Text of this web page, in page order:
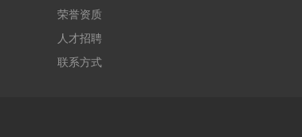
荣誉资质
人才招聘
联系方式